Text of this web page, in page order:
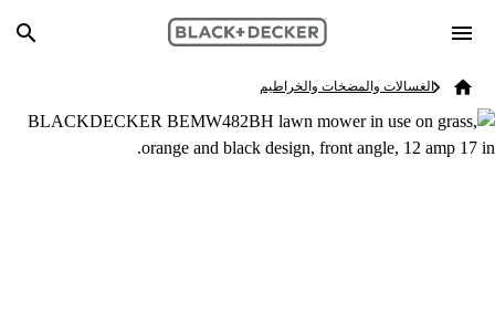
Skip to main content
Search
Breadcrumb
الغسالات والمضخات والخراطيم